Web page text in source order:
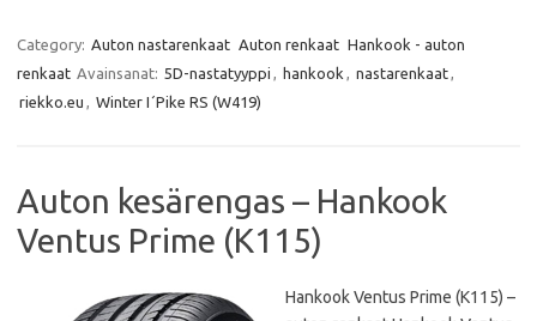
e
b
o
o
t
e
r
t
s
A
p
i
Category: Auton nastarenkaat Auton renkaat Hankook - auton
renkaat Avainsanat: 5D-nastatyyppi hankook nastarenkaat
riekko.eu
Winter I´Pike RS (W419)
Auton kesärengas – Hankook
Ventus Prime (K115)
Hankook Ventus Prime (K115) –